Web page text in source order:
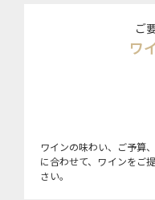
ご
ワ
ワインの味わい、ご予算
に合わせて、ワインをご
さい。